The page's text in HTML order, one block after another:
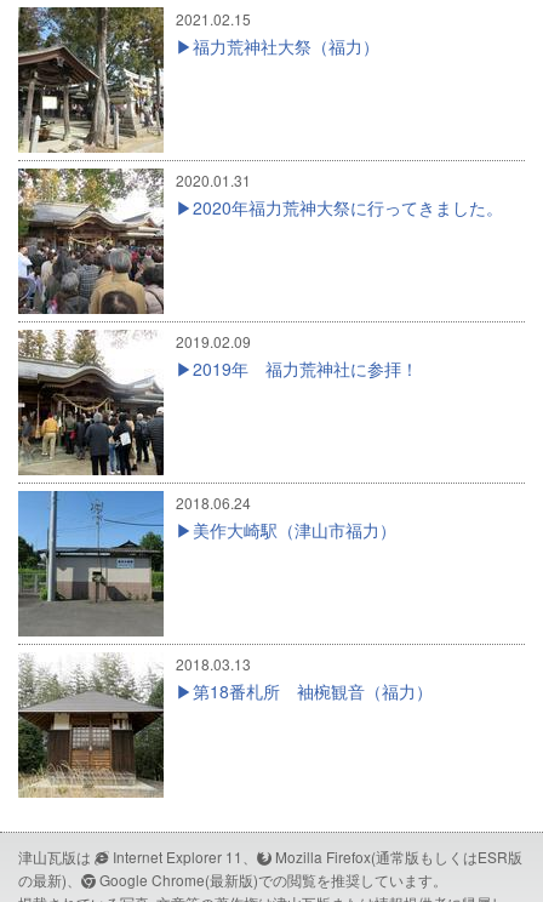
2021.02.15
福力荒神社大祭（福力）
2020.01.31
2020年福力荒神大祭に行ってきました。
2019.02.09
2019年 福力荒神社に参拝！
2018.06.24
美作大崎駅（津山市福力）
2018.03.13
第18番札所 袖椀観音（福力）
津山瓦版は Internet Explorer 11、
Mozilla Firefox(通常版もしくはESR版
の最新)、
Google Chrome(最新版)での閲覧を推奨しています。